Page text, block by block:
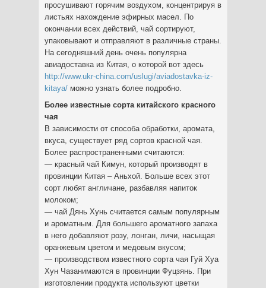
просушивают горячим воздухом, концентрируя в
листьях нахождение эфирных масел. По
окончании всех действий, чай сортируют,
упаковывают и отправляют в различные страны.
На сегодняшний день очень популярна
авиадоставка из Китая, о которой вот здесь
http://www.ukr-china.com/uslugi/aviadostavka-iz-
kitaya/ можно узнать более подробно.
Более известные сорта китайского красного
чая
В зависимости от способа обработки, аромата,
вкуса, существует ряд сортов красной чая.
Более распространенными считаются:
— красный чай Кимун, который производят в
провинции Китая – Аньхой. Больше всех этот
сорт любят англичане, разбавляя напиток
молоком;
— чай Дянь Хунь считается самым популярным
и ароматным. Для большего ароматного запаха
в него добавляют розу, лонган, личи, насыщая
оранжевым цветом и медовым вкусом;
— производством известного сорта чая Гуй Хуа
Хун Чазанимаются в провинции Фуцзянь. При
изготовлении продукта используют цветки